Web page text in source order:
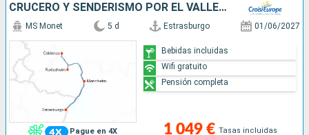
CRUCERO Y SENDERISMO POR EL VALLE DEL RIN ¿ HISTORIA, TRADICIONES Y AMBIENTE RENANO (FORMULA PUERTO/PUERTO)
Pague en 4X
MS Monet 5 d Estrasburgo 01/06/2027
1 049 € Tasas incluidas
Bebidas incluidas
Wifi gratuito
Pensión completa